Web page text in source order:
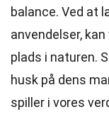
balance. Ved at
anvendelser,
plads i naturen.
husk på dens
spiller i vores